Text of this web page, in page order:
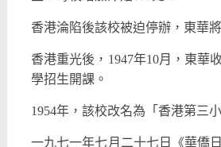
香港淪陷後該校被迫停辦，東華
香港重光後，1947年10月，東華
學招生開課。
1954年，該校改名為「香港第三
一九七一年七月二十七日《華僑